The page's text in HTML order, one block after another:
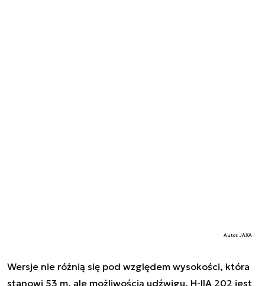
Autor. JAXA
Wersje nie różnią się pod względem wysokości, która
stanowi 53 m, ale możliwością udźwigu. H-IIA 202 jest